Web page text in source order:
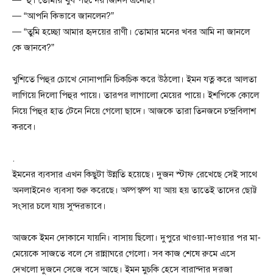
— “আপনি কিভাবে জানলেন?”
— “তুমি হচ্ছো আমার হৃদয়ের রাণী। তোমার মনের খবর আমি না জানলে
কে জানবে?”
খুশিতে পিহুর চোখে নোনাপানি চিকচিক করে উঠলো। ইমন যত্ন করে আলতা
লাগিয়ে দিলো পিহুর পায়ে। তারপর লাগালো মেয়ের পায়ে। ইশপিকে কোলে
নিয়ে পিহুর হাত টেনে নিয়ে গেলো ছাদে। আজকে তারা তিনজনে চন্দ্রবিলাশ
করবে।
.
ইমনের ব্যবসার এখন কিছুটা উন্নতি হয়েছে। দুজন স্টাফ রেখেছে সেই সাথে
অনলাইনেও ব্যবসা শুরু করেছে। অল্পস্বল্প যা আয় হয় তাতেই তাদের ছোট্ট
সংসার চলে যায় সুন্দরভাবে।
আজকে ইমন দোকানে যায়নি। বাসায় ছিলো। দুপুরে খাওয়া-দাওয়ার পর মা-
মেয়েকে সাজতে বলে সে রান্নাঘরে গেলো। সব কাজ শেষে রুমে এসে
দেখলো দুজনে সেজে বসে আছে। ইমন মুচকি হেসে বারান্দার দরজা